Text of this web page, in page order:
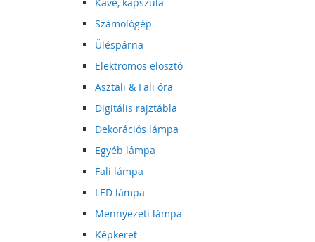
Számológép
Üléspárna
Elektromos elosztó
Asztali & Fali óra
Digitális rajztábla
Dekorációs lámpa
Egyéb lámpa
Fali lámpa
LED lámpa
Mennyezeti lámpa
Képkeret